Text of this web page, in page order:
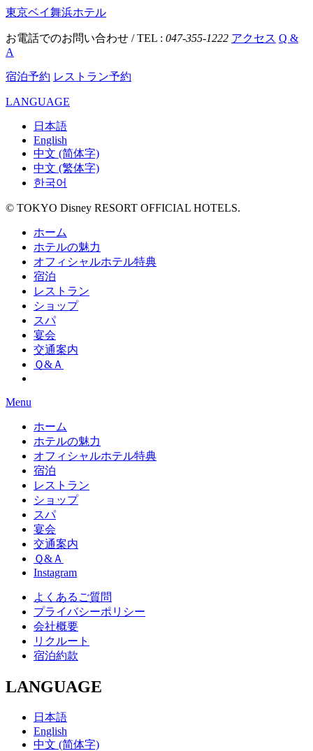
東京ベイ舞浜ホテル
お電話でのお問い合わせ / TEL : 047-355-1222 アクセス Q &
A
宿泊予約 レストラン予約
LANGUAGE
日本語
English
中文 (简体字)
中文 (繁体字)
한국어
© TOKYO Disney RESORT OFFICIAL HOTELS.
ホーム
ホテルの魅力
オフィシャルホテル特典
宿泊
レストラン
ショップ
スパ
宴会
交通案内
Ｑ&Ａ
Menu
ホーム
ホテルの魅力
オフィシャルホテル特典
宿泊
レストラン
ショップ
スパ
宴会
交通案内
Ｑ&Ａ
Instagram
よくあるご質問
プライバシーポリシー
会社概要
リクルート
宿泊約款
LANGUAGE
日本語
English
中文 (简体字)